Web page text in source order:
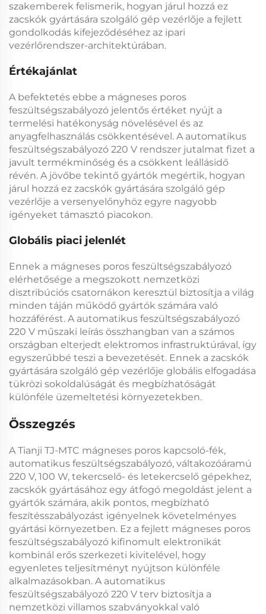
szakemberek felismerik, hogyan járul hozzá ez
zacskók gyártására szolgáló gép vezérlője a fejlett
gondolkodás kifejeződéséhez az ipari
vezérlőrendszer-architektúrában.
Értékajánlat
A befektetés ebbe a mágneses poros
feszültségszabályozó jelentős értéket nyújt a
termelési hatékonyság növelésével és az
anyagfelhasználás csökkentésével. A automatikus
feszültségszabályozó 220 V rendszer jutalmat fizet a
javult termékminőség és a csökkent leállásidő
révén. A jövőbe tekintő gyártók megértik, hogyan
járul hozzá ez zacskók gyártására szolgáló gép
vezérlője a versenyelőnyhöz egyre nagyobb
igényeket támasztó piacokon.
Globális piaci jelenlét
Ennek a mágneses poros feszültségszabályozó
elérhetősége a megszokott nemzetközi
disztribúciós csatornákon keresztül biztosítja a világ
minden táján működő gyártók számára való
hozzáférést. A automatikus feszültségszabályozó
220 V műszaki leírás összhangban van a számos
országban elterjedt elektromos infrastruktúrával, így
egyszerűbbé teszi a bevezetését. Ennek a zacskók
gyártására szolgáló gép vezérlője globális elfogadása
tükrözi sokoldalúságát és megbízhatóságát
különféle üzemeltetési környezetekben.
Összegzés
ATianji TJ-MTC mágneses poros kapcsoló-fék,
automatikus feszültségszabályozó, váltakozóáramú
220 V, 100 W, tekercselő- és letekercselő gépekhez,
zacskók gyártásához egy átfogó megoldást jelent a
gyártók számára, akik pontos, megbízható
feszítésszabályozást igényelnek követelményes
gyártási környezetben. Ez a fejlett mágneses poros
feszültségszabályozó kifinomult elektronikát
kombinál erős szerkezeti kivitelével, hogy
egyenletes teljesítményt nyújtson különféle
alkalmazásokban. A automatikus
feszültségszabályozó 220 V terv biztosítja a
nemzetközi villamos szabványokkal való